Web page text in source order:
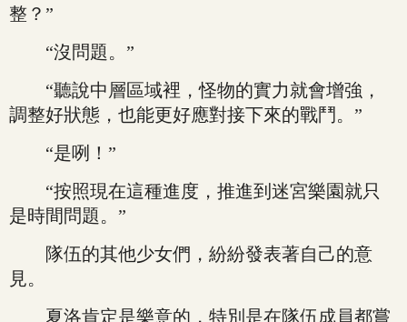
整？”
“沒問題。”
“聽說中層區域裡，怪物的實力就會增強，
調整好狀態，也能更好應對接下來的戰鬥。”
“是咧！”
“按照現在這種進度，推進到迷宮樂園就只
是時間問題。”
隊伍的其他少女們，紛紛發表著自己的意
見。
夏洛肯定是樂意的，特別是在隊伍成員都嘗